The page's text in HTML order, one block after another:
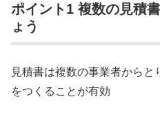
ポイント1 複数の見積
ょう
見積書は複数の事業者から
をつくることが有効